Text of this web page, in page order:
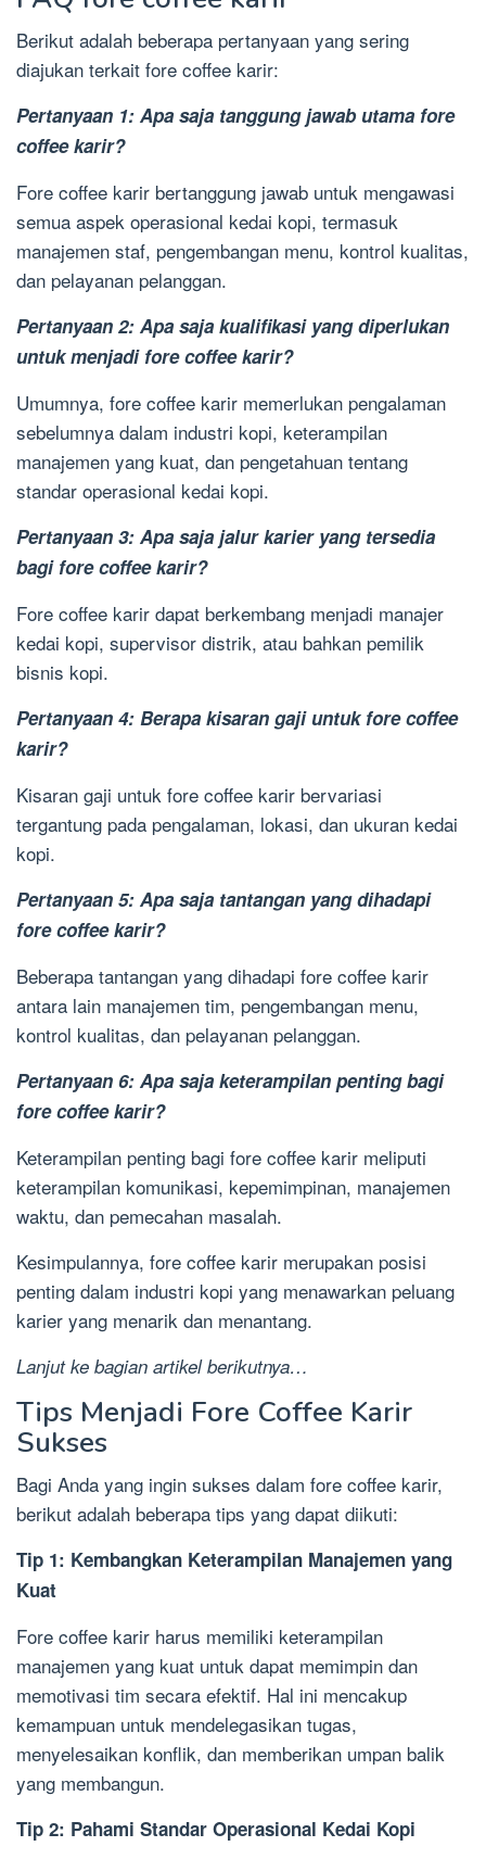
Berikut adalah beberapa pertanyaan yang sering
diajukan terkait fore coffee karir:
Pertanyaan 1: Apa saja tanggung jawab utama fore
coffee karir?
Fore coffee karir bertanggung jawab untuk mengawasi
semua aspek operasional kedai kopi, termasuk
manajemen staf, pengembangan menu, kontrol kualitas,
dan pelayanan pelanggan.
Pertanyaan 2: Apa saja kualifikasi yang diperlukan
untuk menjadi fore coffee karir?
Umumnya, fore coffee karir memerlukan pengalaman
sebelumnya dalam industri kopi, keterampilan
manajemen yang kuat, dan pengetahuan tentang
standar operasional kedai kopi.
Pertanyaan 3: Apa saja jalur karier yang tersedia
bagi fore coffee karir?
Fore coffee karir dapat berkembang menjadi manajer
kedai kopi, supervisor distrik, atau bahkan pemilik
bisnis kopi.
Pertanyaan 4: Berapa kisaran gaji untuk fore coffee
karir?
Kisaran gaji untuk fore coffee karir bervariasi
tergantung pada pengalaman, lokasi, dan ukuran kedai
kopi.
Pertanyaan 5: Apa saja tantangan yang dihadapi
fore coffee karir?
Beberapa tantangan yang dihadapi fore coffee karir
antara lain manajemen tim, pengembangan menu,
kontrol kualitas, dan pelayanan pelanggan.
Pertanyaan 6: Apa saja keterampilan penting bagi
fore coffee karir?
Keterampilan penting bagi fore coffee karir meliputi
keterampilan komunikasi, kepemimpinan, manajemen
waktu, dan pemecahan masalah.
Kesimpulannya, fore coffee karir merupakan posisi
penting dalam industri kopi yang menawarkan peluang
karier yang menarik dan menantang.
Lanjut ke bagian artikel berikutnya…
Tips Menjadi Fore Coffee Karir
Sukses
Bagi Anda yang ingin sukses dalam fore coffee karir,
berikut adalah beberapa tips yang dapat diikuti:
Tip 1: Kembangkan Keterampilan Manajemen yang
Kuat
Fore coffee karir harus memiliki keterampilan
manajemen yang kuat untuk dapat memimpin dan
memotivasi tim secara efektif. Hal ini mencakup
kemampuan untuk mendelegasikan tugas,
menyelesaikan konflik, dan memberikan umpan balik
yang membangun.
Tip 2: Pahami Standar Operasional Kedai Kopi